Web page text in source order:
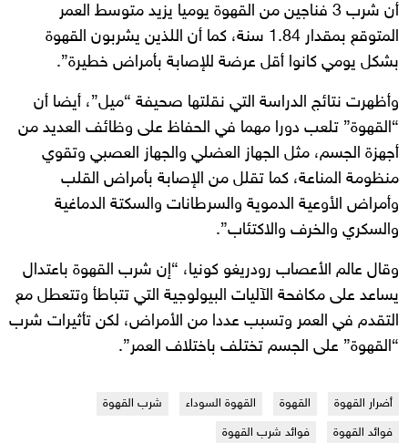
أن شرب 3 فناجين من القهوة يوميا يزيد متوسط ​​العمر
المتوقع بمقدار 1.84 سنة، كما أن اللذين يشربون القهوة
بشكل يومي كانوا أقل عرضة للإصابة بأمراض خطيرة”.
وأظهرت نتائج الدراسة التي نقلتها صحيفة “ميل”، أيضا أن
“القهوة” تلعب دورا مهما في الحفاظ على وظائف العديد من
أجهزة الجسم، مثل الجهاز العضلي والجهاز العصبي وتقوي
منظومة المناعة، كما تقلل من الإصابة بأمراض القلب
وأمراض الأوعية الدموية والسرطانات والسكتة الدماغية
والسكري والخرف والاكتئاب”.
وقال عالم الأعصاب رودريغو كونيا، “إن شرب القهوة باعتدال
يساعد على مكافحة الآليات البيولوجية التي تتباطأ وتتعطل مع
التقدم في العمر وتسبب عددا من الأمراض، لكن تأثيرات شرب
“القهوة” على الجسم تختلف باختلاف العمر”.
أضرار القهوة القهوة القهوة السوداء
شرب القهوة
فوائد القهوة
فوائد شرب القهوة